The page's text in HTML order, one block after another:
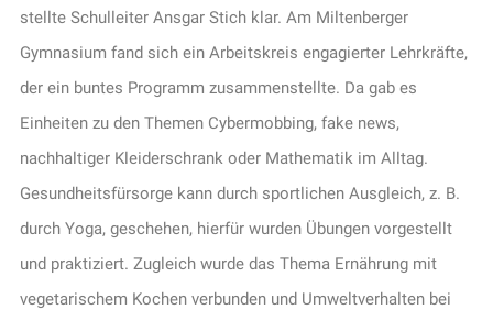
stellte Schulleiter Ansgar Stich klar. Am Miltenberger
Gymnasium fand sich ein Arbeitskreis engagierter Lehrkräfte,
der ein buntes Programm zusammenstellte. Da gab es
Einheiten zu den Themen Cybermobbing, fake news,
nachhaltiger Kleiderschrank oder Mathematik im Alltag.
Gesundheitsfürsorge kann durch sportlichen Ausgleich, z. B.
durch Yoga, geschehen, hierfür wurden Übungen vorgestellt
und praktiziert. Zugleich wurde das Thema Ernährung mit
vegetarischem Kochen verbunden und Umweltverhalten bei